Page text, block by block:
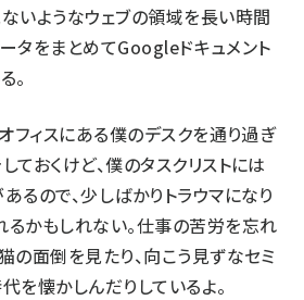
いようなウェブの領域を長い時間
タをまとめてGoogleドキュメント
。
ィスにある僕のデスクを通り過ぎ
ておくけど、僕のタスクリストには
るので、少しばかりトラウマになり
かもしれない。仕事の苦労を忘れ
の面倒を見たり、向こう見ずなセミ
を懐かしんだりしているよ。